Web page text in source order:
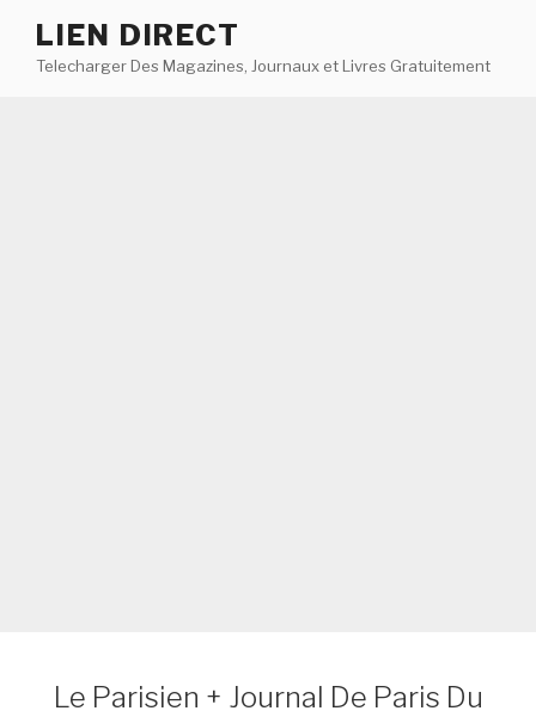
contenu
LIEN DIRECT
Telecharger Des Magazines, Journaux et Livres Gratuitement
Le Parisien + Journal De Paris Du